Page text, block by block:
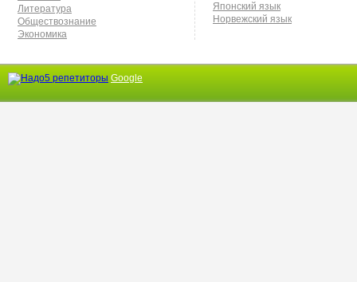
Литература
Обществознание
Экономика
Японский язык
Норвежский язык
Google